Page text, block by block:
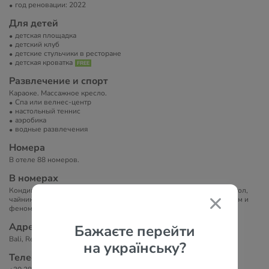
Бажаєте перейти
на українську?
год реновации: 2022
Для детей
детская площадка
детский клуб
детские стульчики в ресторане
детская кроватка
Развлечение и спорт
Караоке. Массажное кресло.
Спа или велнес-центр
настольный теннис
аэробика
водные развлечения
Номера
В отеле 88 номеров.
В номерах
Кондиционер, телевизор с плоским экраном, сейф, письменный стол,
чайник и холодильник, а также собственная ванная комната с душем и
феном. Гостям предоставляются постельное белье и полотенца.
Адрес
Bali, Rethymno, Балион, 74057, Греция
Телефоны